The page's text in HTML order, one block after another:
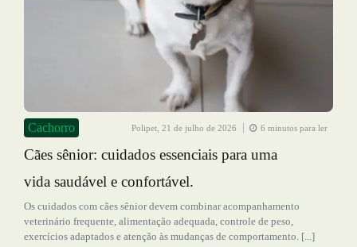
Cachorro Polipet, 21 de julho de 2026 6 minutos para ler
Cães sênior: cuidados essenciais para uma
vida saudável e confortável.
Os cuidados com cães sênior devem combinar acompanhamento
veterinário frequente, alimentação adequada, controle de peso,
exercícios adaptados e atenção às mudanças de comportamento. [...]